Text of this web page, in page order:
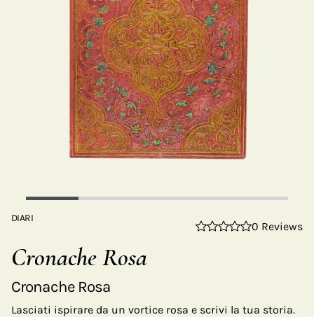
DIARI
0 Reviews
Cronache Rosa
Cronache Rosa
Lasciati ispirare da un vortice rosa e scrivi la tua storia.